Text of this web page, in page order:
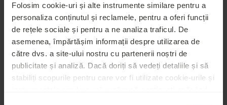
Folosim cookie-uri și alte instrumente similare pentru a
personaliza conținutul și reclamele, pentru a oferi funcții
de rețele sociale și pentru a ne analiza traficul. De
asemenea, împărtășim informații despre utilizarea de
către dvs. a site-ului nostru cu partenerii noștri de
publicitate și analiză. Dacă doriți să vedeți detaliile și să
stabiliți scopurile pentru care vor fi utilizate cookie-urile și
Servicii de
wellness
Fitness
Aer
condiționat
Wi-Fi Restaurant Recepție 24h
Parcare
Accesibil
pentru
handicap
Nefumători